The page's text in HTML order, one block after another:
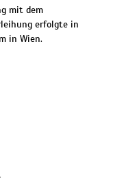
mit dem
erfolgte in
in Wien.